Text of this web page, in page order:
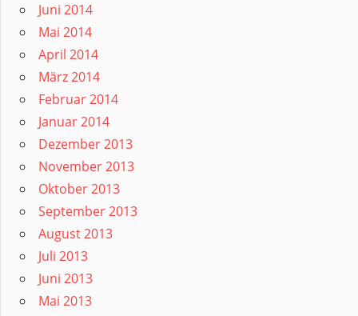
Juni 2014
Mai 2014
April 2014
März 2014
Februar 2014
Januar 2014
Dezember 2013
November 2013
Oktober 2013
September 2013
August 2013
Juli 2013
Juni 2013
Mai 2013